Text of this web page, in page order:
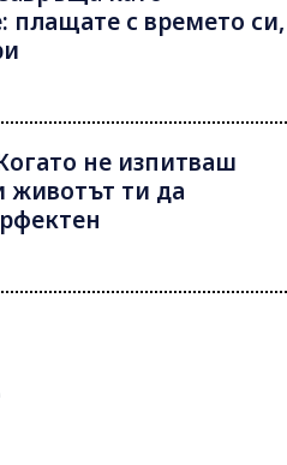
плащате с времето си,
не изпитваш
животът ти да